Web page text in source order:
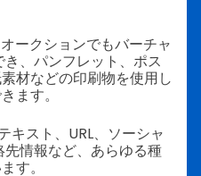
ークションでもバーチャ
、パンフレット、ポス
材などの印刷物を使用し
ます。
キスト、URL、ソーシャ
情報など、あらゆる種
す。